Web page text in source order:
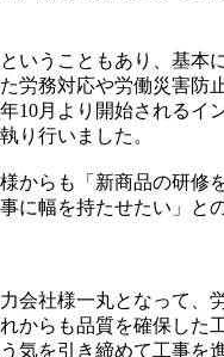
いうこともあり、基本
労務対応や労働災害防
10月より開始されるイ
り行いました。
からも「新商品の研修
に幅を持たせたい」と
会社様一丸となって、
からも品質を確保した
気を引き締めて工事を